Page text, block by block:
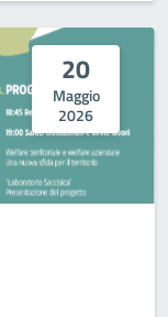
20
Maggio
2026